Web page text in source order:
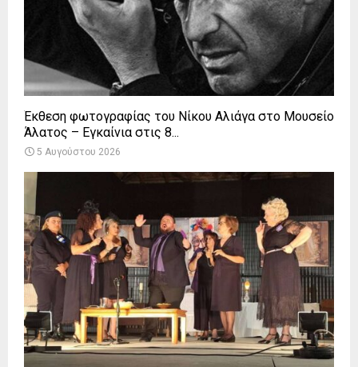
Έκθεση φωτογραφίας του Νίκου Αλιάγα στο Μουσείο
Άλατος – Εγκαίνια στις 8...
5 Αυγούστου 2026